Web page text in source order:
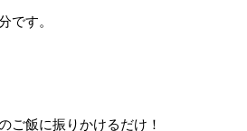
です。
ご飯に振りかけるだけ！